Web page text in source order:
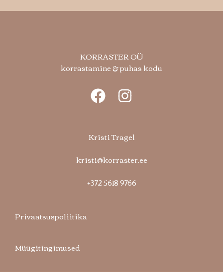
KORRASTER OÜ
korrastamine & puhas kodu
Kristi Tragel
kristi@korraster.ee
+372 5618 9766
Privaatsuspoliitika
Müügitingimused